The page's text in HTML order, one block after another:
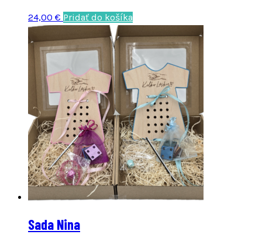
24,00 € Pridať do košíka
Sada Nina